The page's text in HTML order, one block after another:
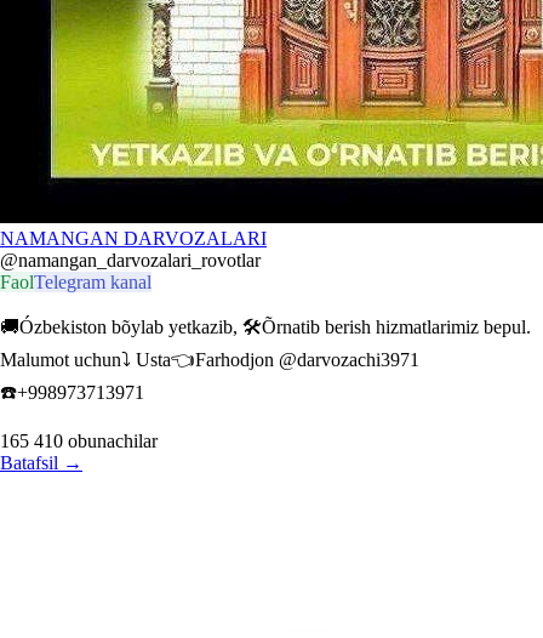
NAMANGAN DARVOZALARI
@namangan_darvozalari_rovotlar
FaolTelegram kanal
🚚Ózbekiston bõylab yetkazib, 🛠️Õrnatib berish hizmatlarimiz bepul.
Malumot uchun⤵️ Usta👈Farhodjon @darvozachi3971
☎️+998973713971
165 410 obunachilar
Batafsil →